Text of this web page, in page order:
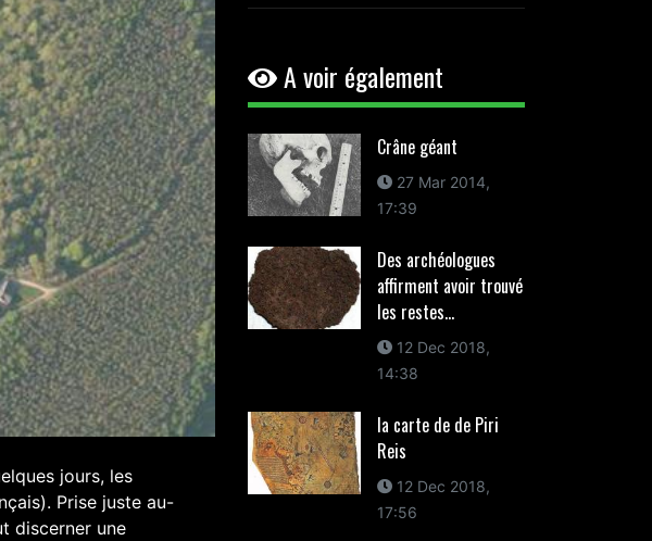
jours, les
Prise juste au-
discerner une
A voir également
Crâne géant
27 Mar 2014,
17:39
Des archéologues
affirment avoir trouvé
les restes...
12 Dec 2018,
14:38
la carte de de Piri
Reis
12 Dec 2018,
17:56